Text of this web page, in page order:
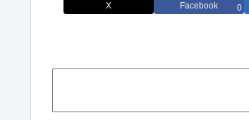
X Facebook 0